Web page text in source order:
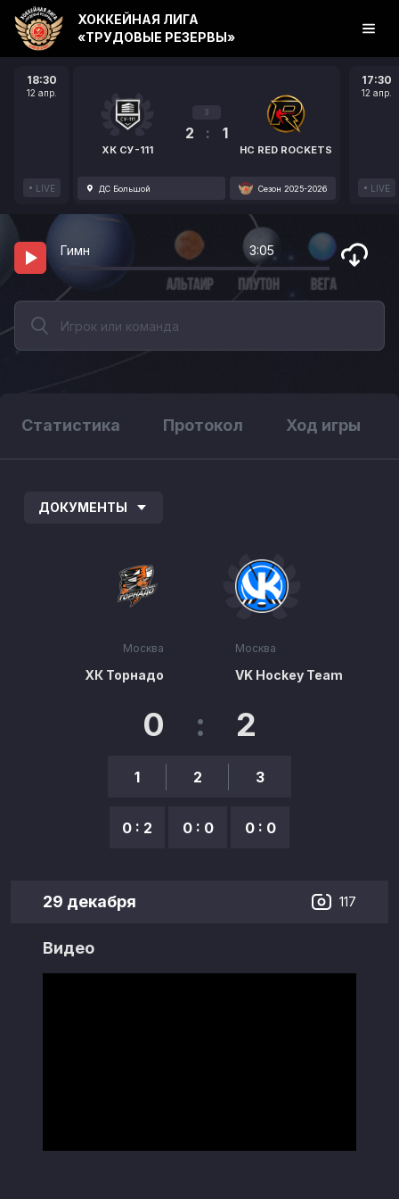
18:30
12 апр.
LIVE
ХК СУ-111
3
2 : 1
HC RED ROCKETS
ДС Большой Сезон 2025-2026
17:30
12 апр.
LIVE
ХОККЕЙНАЯ ЛИГА
«ТРУДОВЫЕ РЕЗЕРВЫ»
Гимн 3:05
Статистика Протокол Ход игры
ДОКУМЕНТЫ
Москва
ХК Торнадо
0 : 2
1
0 : 2
2
0 : 0
3
0 : 0
Москва
VK Hockey Team
29 декабря 117
Видео